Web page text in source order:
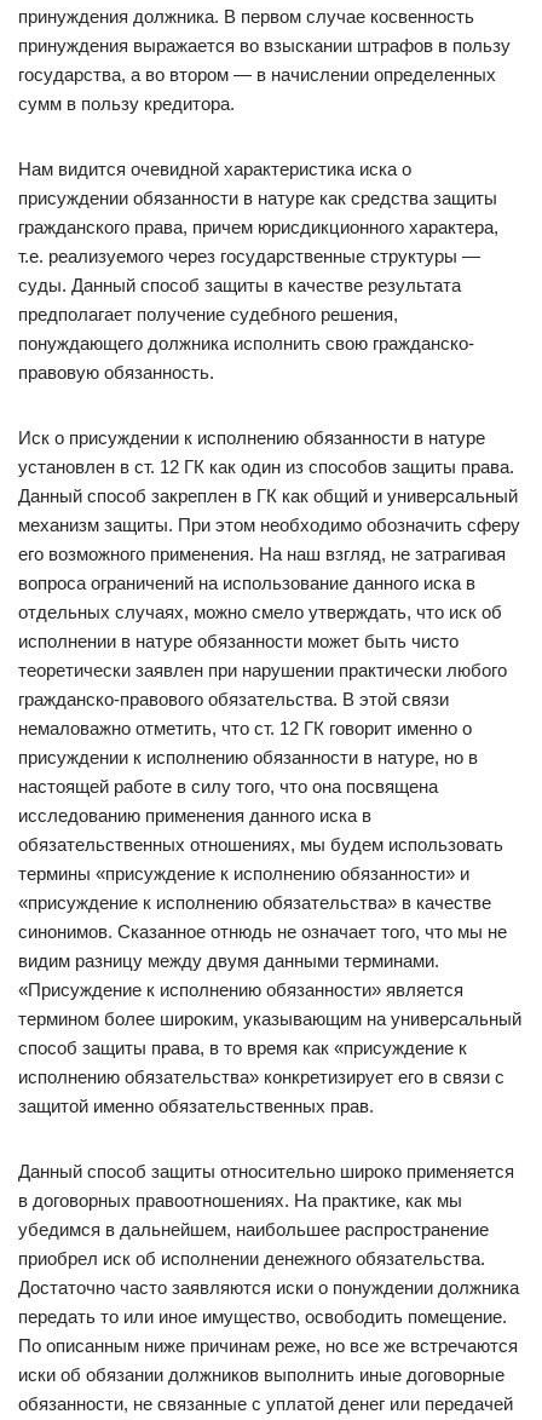
принуждения должника. В первом случае косвенность
принуждения выражается во взыскании штрафов в пользу
государства, а во втором — в начислении определенных
сумм в пользу кредитора.
Нам видится очевидной характеристика иска о
присуждении обязанности в натуре как средства защиты
гражданского права, причем юрисдикционного характера,
т.е. реализуемого через государственные структуры —
суды. Данный способ защиты в качестве результата
предполагает получение судебного решения,
понуждающего должника исполнить свою гражданско-
правовую обязанность.
Иск о присуждении к исполнению обязанности в натуре
установлен в ст. 12 ГК как один из способов защиты права.
Данный способ закреплен в ГК как общий и универсальный
механизм защиты. При этом необходимо обозначить сферу
его возможного применения. На наш взгляд, не затрагивая
вопроса ограничений на использование данного иска в
отдельных случаях, можно смело утверждать, что иск об
исполнении в натуре обязанности может быть чисто
теоретически заявлен при нарушении практически любого
гражданско-правового обязательства. В этой связи
немаловажно отметить, что ст. 12 ГК говорит именно о
присуждении к исполнению обязанности в натуре, но в
настоящей работе в силу того, что она посвящена
исследованию применения данного иска в
обязательственных отношениях, мы будем использовать
термины «присуждение к исполнению обязанности» и
«присуждение к исполнению обязательства» в качестве
синонимов. Сказанное отнюдь не означает того, что мы не
видим разницу между двумя данными терминами.
«Присуждение к исполнению обязанности» является
термином более широким, указывающим на универсальный
способ защиты права, в то время как «присуждение к
исполнению обязательства» конкретизирует его в связи с
защитой именно обязательственных прав.
Данный способ защиты относительно широко применяется
в договорных правоотношениях. На практике, как мы
убедимся в дальнейшем, наибольшее распространение
приобрел иск об исполнении денежного обязательства.
Достаточно часто заявляются иски о понуждении должника
передать то или иное имущество, освободить помещение.
По описанным ниже причинам реже, но все же встречаются
иски об обязании должников выполнить иные договорные
обязанности, не связанные с уплатой денег или передачей